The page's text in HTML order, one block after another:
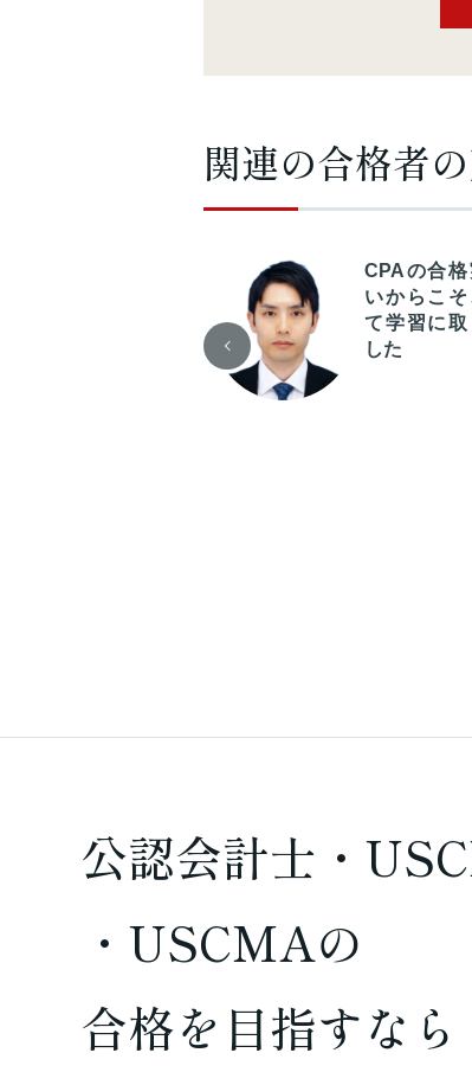
関連の合格者
CPAの合
いからこ
て学習に取
した
公認会計士・
・USCMAの
合格を 目指すなら